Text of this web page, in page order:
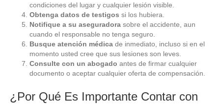
condiciones del lugar y cualquier lesión visible.
Obtenga datos de testigos si los hubiera.
Notifique a su aseguradora sobre el accidente, aun
cuando el responsable no tenga seguro.
Busque atención médica de inmediato, incluso si en el
momento usted cree que sus lesiones son leves.
Consulte con un abogado antes de firmar cualquier
documento o aceptar cualquier oferta de compensación.
¿Por Qué Es Importante Contar con